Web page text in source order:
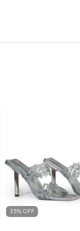
35% OFF